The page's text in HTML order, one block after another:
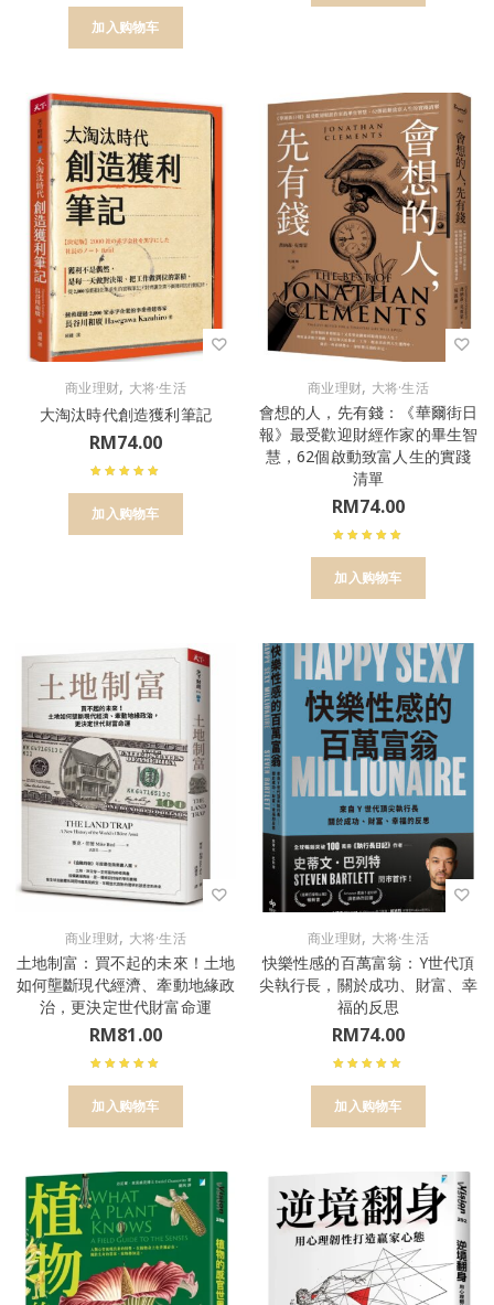
加入购物车
商业理财, 大将·生活
大淘汰時代創造獲利筆記
RM74.00
加入购物车
商业理财, 大将·生活
會想的人，先有錢：《華爾街日
報》最受歡迎財經作家的畢生智
慧，62個啟動致富人生的實踐
清單
RM74.00
加入购物车
商业理财, 大将·生活
土地制富：買不起的未來！土地
如何壟斷現代經濟、牽動地緣政
治，更決定世代財富命運
RM81.00
加入购物车
商业理财, 大将·生活
快樂性感的百萬富翁：Y世代頂
尖執行長，關於成功、財富、幸
福的反思
RM74.00
加入购物车